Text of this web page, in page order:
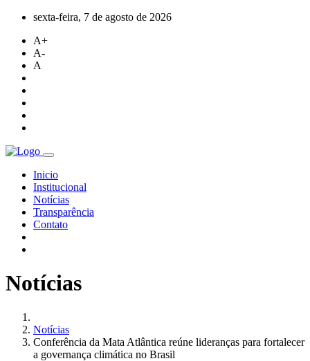
sexta-feira, 7 de agosto de 2026
A+
A-
A
Inicio
Institucional
Notícias
Transparência
Contato
Notícias
Notícias
Conferência da Mata Atlântica reúne lideranças para fortalecer
a governança climática no Brasil